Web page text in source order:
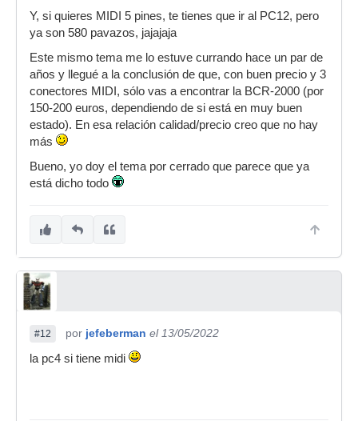
Y, si quieres MIDI 5 pines, te tienes que ir al PC12, pero
ya son 580 pavazos, jajajaja
Este mismo tema me lo estuve currando hace un par de
años y llegué a la conclusión de que, con buen precio y 3
conectores MIDI, sólo vas a encontrar la BCR-2000 (por
150-200 euros, dependiendo de si está en muy buen
estado). En esa relación calidad/precio creo que no hay
más
Bueno, yo doy el tema por cerrado que parece que ya
está dicho todo
#12 por jefeberman el 13/05/2022
la pc4 si tiene midi